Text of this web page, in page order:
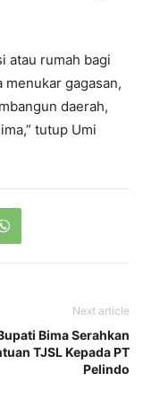
atau rumah bagi
gagasan,
daerah,
tutup Umi
Next article
Bima Serahkan
TJSL Kepada PT
Pelindo